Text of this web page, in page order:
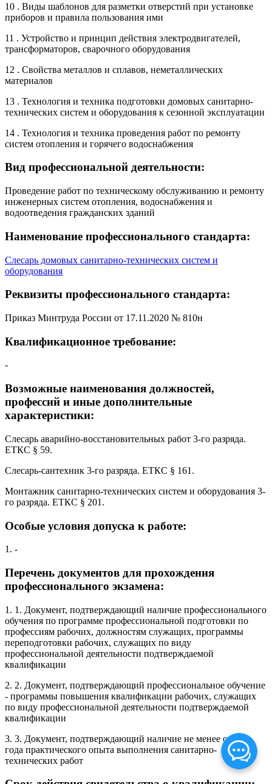
10 . Виды шаблонов для разметки отверстий при установке
приборов и правила пользования ими
11 . Устройство и принцип действия электродвигателей,
трансформаторов, сварочного оборудования
12 . Свойства металлов и сплавов, неметаллических
материалов
13 . Технология и техника подготовки домовых санитарно-
технических систем и оборудования к сезонной эксплуатации
14 . Технология и техника проведения работ по ремонту
систем отопления и горячего водоснабжения
Вид профессиональной деятельности:
Проведение работ по техническому обслуживанию и ремонту
инженерных систем отопления, водоснабжения и
водоотведения гражданских зданий
Наименование профессионального стандарта:
Слесарь домовых санитарно-технических систем и
оборудования
Реквизиты профессионального стандарта:
Приказ Минтруда России от 17.11.2020 № 810н
Квалификационное требование:
-
Возможные наименования должностей,
профессий и иные дополнительные
характеристики:
Слесарь аварийно-восстановительных работ 3-го разряда.
ЕТКС § 59.
Слесарь-сантехник 3-го разряда. ЕТКС § 161.
Монтажник санитарно-технических систем и оборудования 3-
го разряда. ЕТКС § 201.
Особые условия допуска к работе:
1. -
Перечень документов для прохождения
профессионального экзамена:
1. 1. Документ, подтверждающий наличие профессионального
обучения по программе профессиональной подготовки по
профессиям рабочих, должностям служащих, программы
переподготовки рабочих, служащих по виду
профессиональной деятельности подтверждаемой
квалификации
2. 2. Документ, подтверждающий профессиональное обучение
- программы повышения квалификации рабочих, служащих
по виду профессиональной деятельности подтверждаемой
квалификации
3. 3. Документ, подтверждающий наличие не менее одного
года практического опыта выполнения санитарно-
технических работ